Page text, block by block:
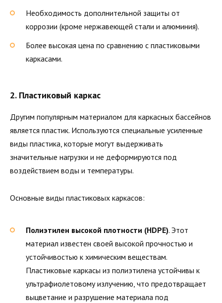
Необходимость дополнительной защиты от
коррозии (кроме нержавеющей стали и алюминия).
Более высокая цена по сравнению с пластиковыми
каркасами.
2. Пластиковый каркас
Другим популярным материалом для каркасных бассейнов
является пластик. Используются специальные усиленные
виды пластика, которые могут выдерживать
значительные нагрузки и не деформируются под
воздействием воды и температуры.
Основные виды пластиковых каркасов:
Полиэтилен высокой плотности (HDPE). Этот
материал известен своей высокой прочностью и
устойчивостью к химическим веществам.
Пластиковые каркасы из полиэтилена устойчивы к
ультрафиолетовому излучению, что предотвращает
выцветание и разрушение материала под